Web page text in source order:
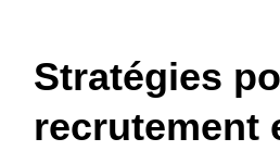
Stratégies
recrutement